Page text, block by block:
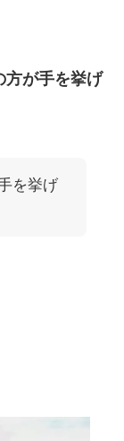
方が手を挙げ
を挙げ